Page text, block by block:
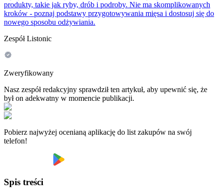
produkty, takie jak ryby, drób i podroby. Nie ma skomplikowanych
kroków - poznaj podstawy przygotowywania mięsa i dostosuj się do
nowego sposobu odżywiania.
Zespół Listonic
Zweryfikowany
Nasz zespół redakcyjny sprawdził ten artykuł, aby upewnić się, że
był on adekwatny w momencie publikacji.
Pobierz najwyżej ocenianą aplikację do list zakupów na swój
telefon!
Spis treści